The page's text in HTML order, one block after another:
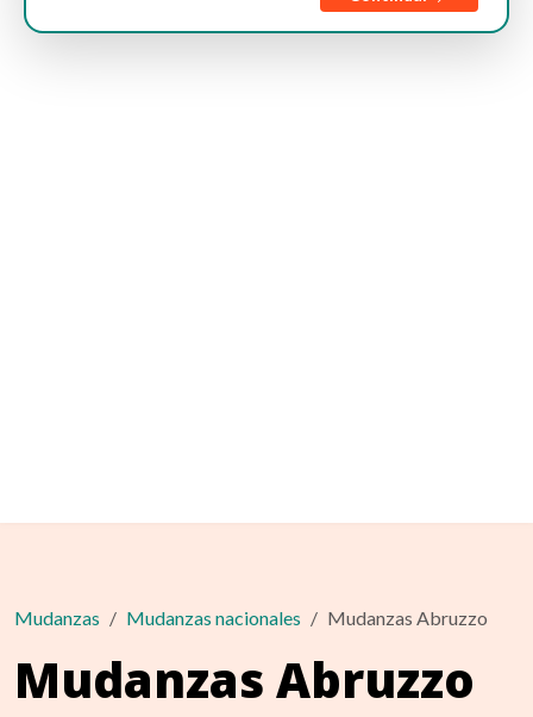
Mudanzas Mudanzas nacionales Mudanzas Abruzzo
Mudanzas Abruzzo